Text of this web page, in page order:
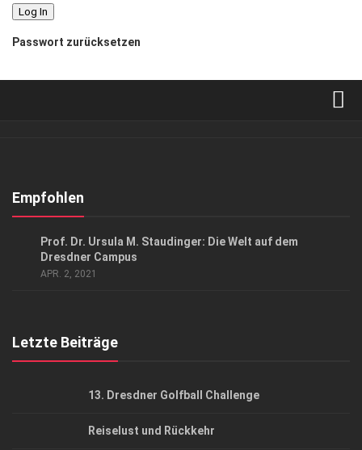
Passwort zurücksetzen
Kontakt, Impressum
Empfohlen
Prof. Dr. Ursula M. Staudinger: Die Welt auf dem
Dresdner Campus
APR. 2, 2021
Letzte Beiträge
13. Dresdner Golfball Challenge
Reiselust und Rückkehr